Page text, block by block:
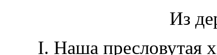
Из
I. Наша пресловутая